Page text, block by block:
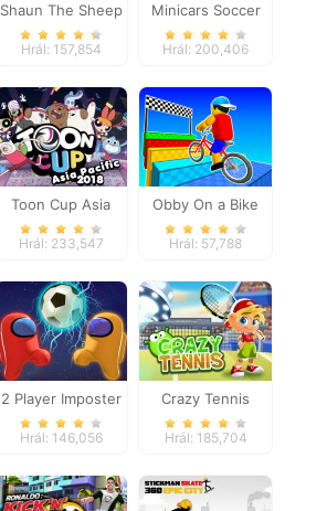
Shaun The Sheep
Baahmy Golf
Hrál: 157,854
Minicars Soccer
Hrál: 200,406
Toon Cup Asia
Pacific 2018
Hrál: 233,547
Obby On a Bike
Hrál: 57,788
2 Player Imposter
Soccer
Hrál: 146,056
Crazy Tennis
Hrál: 185,704